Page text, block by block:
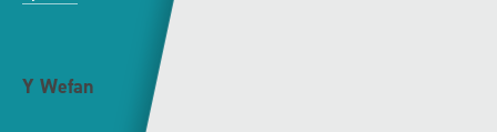
Y Wefan